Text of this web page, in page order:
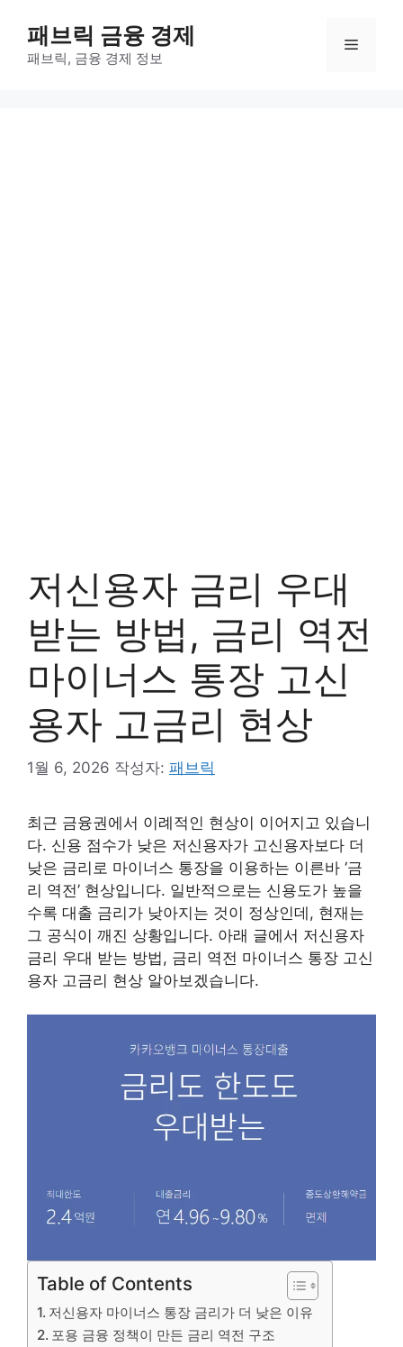
패브릭 금융 경제
패브릭, 금융 경제 정보
메
저신용자 금리 우대
받는 방법, 금리 역전
마이너스 통장 고신
용자 고금리 현상
1월 6, 2026 작성자: 패브릭
최근 금융권에서 이례적인 현상이 이어지고 있습니
다. 신용 점수가 낮은 저신용자가 고신용자보다 더
낮은 금리로 마이너스 통장을 이용하는 이른바 ‘금
리 역전’ 현상입니다. 일반적으로는 신용도가 높을
수록 대출 금리가 낮아지는 것이 정상인데, 현재는
그 공식이 깨진 상황입니다. 아래 글에서 저신용자
금리 우대 받는 방법, 금리 역전 마이너스 통장 고신
용자 고금리 현상 알아보겠습니다.
Table of Contents
저신용자 마이너스 통장 금리가 더 낮은 이유
포용 금융 정책이 만든 금리 역전 구조